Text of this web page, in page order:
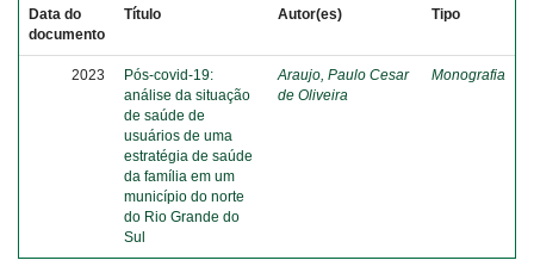
Data do
documento
Título Autor(es) Tipo
2023
Pós-covid-19:
análise da situação
de saúde de
usuários de uma
estratégia de saúde
da família em um
município do norte
do Rio Grande do
Sul
Araujo, Paulo Cesar
de Oliveira
Monografia